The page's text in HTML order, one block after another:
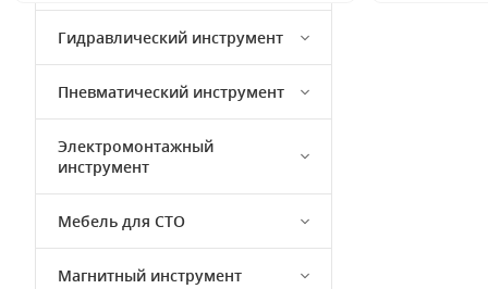
Гидравлический инструмент
Пневматический инструмент
Электромонтажный
инструмент
Мебель для СТО
Магнитный инструмент